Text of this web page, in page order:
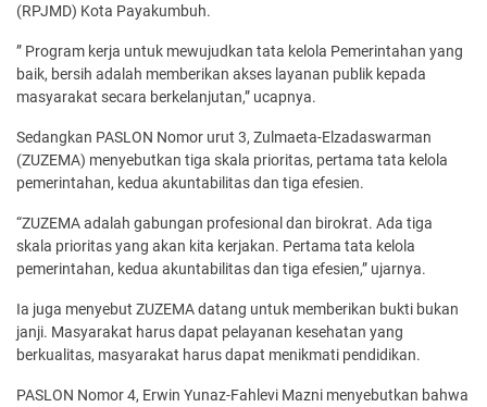
(RPJMD) Kota Payakumbuh.
” Program kerja untuk mewujudkan tata kelola Pemerintahan yang
baik, bersih adalah memberikan akses layanan publik kepada
masyarakat secara berkelanjutan,” ucapnya.
Sedangkan PASLON Nomor urut 3, Zulmaeta-Elzadaswarman
(ZUZEMA) menyebutkan tiga skala prioritas, pertama tata kelola
pemerintahan, kedua akuntabilitas dan tiga efesien.
“ZUZEMA adalah gabungan profesional dan birokrat. Ada tiga
skala prioritas yang akan kita kerjakan. Pertama tata kelola
pemerintahan, kedua akuntabilitas dan tiga efesien,” ujarnya.
Ia juga menyebut ZUZEMA datang untuk memberikan bukti bukan
janji. Masyarakat harus dapat pelayanan kesehatan yang
berkualitas, masyarakat harus dapat menikmati pendidikan.
PASLON Nomor 4, Erwin Yunaz-Fahlevi Mazni menyebutkan bahwa